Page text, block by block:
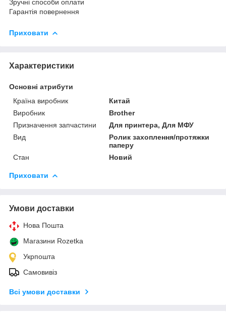
Зручні способи оплати
Гарантія повернення
Приховати
Характеристики
Основні атрибути
Країна виробник
Китай
Виробник
Brother
Призначення запчастини
Для принтера, Для МФУ
Вид
Ролик захоплення/протяжки
паперу
Стан
Новий
Приховати
Умови доставки
Нова Пошта
Магазини Rozetka
Укрпошта
Самовивіз
Всі умови доставки